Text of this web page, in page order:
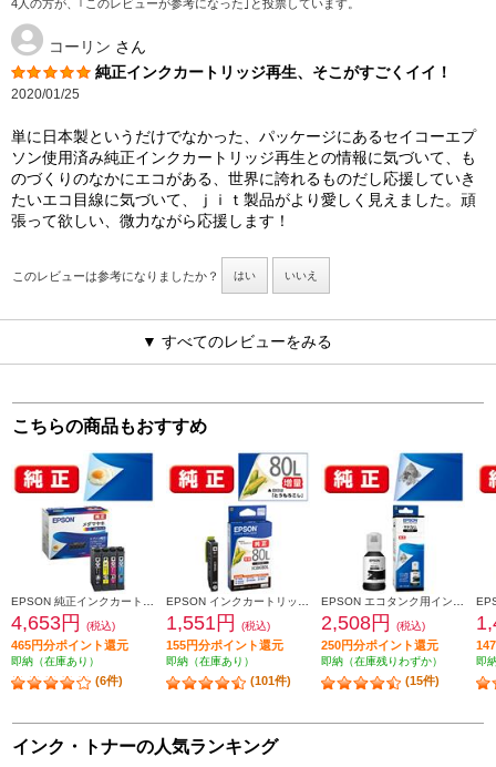
4人の方が、｢このレビューが参考になった｣と投票しています。
コーリン さん
純正インクカートリッジ再生、そこがすごくイイ！
2020/01/25
単に日本製というだけでなかった、パッケージにあるセイコーエプ
ソン使用済み純正インクカートリッジ再生との情報に気づいて、も
のづくりのなかにエコがある、世界に誇れるものだし応援していき
たいエコ目線に気づいて、ｊｉｔ製品がより愛しく見えました。頑
張って欲しい、微力ながら応援します！
このレビューは参考になりましたか？ はい いいえ
▼ すべてのレビューをみる
こちらの商品もおすすめ
4,653円 (税込)
465円分ポイント還元
即納（在庫あり）
(6件)
1,551円 (税込)
155円分ポイント還元
即納（在庫あり）
(101件)
2,508円 (税込)
250円分ポイント還元
即納（在庫残りわずか）
(15件)
即
インク・トナーの人気ランキング